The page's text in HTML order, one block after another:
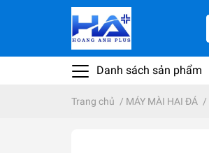
Danh sách sản phẩm
Trang chủ / MÁY MÀI HAI ĐÁ /